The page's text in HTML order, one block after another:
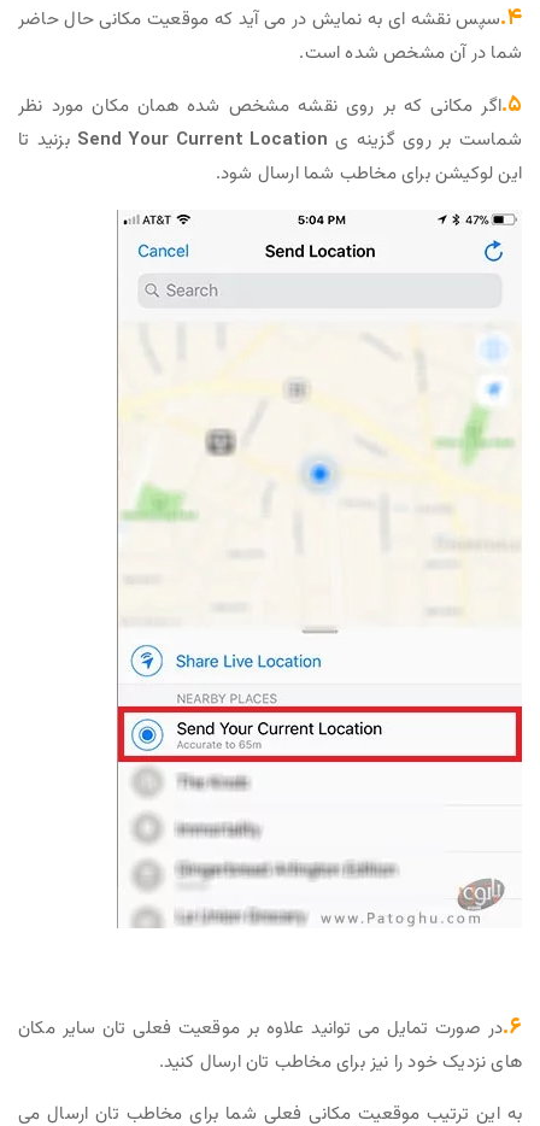
۴. سپس نقشه ای به نمایش در می آید که موقعیت مکانی حال حاضر
شما در آن مشخص شده است.
۵. اگر مکانی که بر روی نقشه مشخص شده همان مکان مورد نظر
شماست بر روی گزینه ی Send Your Current Location بزنید تا
این لوکیشن برای مخاطب شما ارسال شود.
۶. در صورت تمایل می توانید علاوه بر موقعیت فعلی تان سایر مکان
های نزدیک خود را نیز برای مخاطب تان ارسال کنید.
به این ترتیب موقعیت مکانی فعلی شما برای مخاطب تان ارسال می